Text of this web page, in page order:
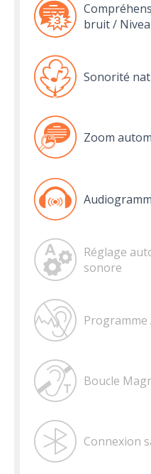
bruit /
Sonorité
Zoom
Réglage
sonore
Boucle
Connexion